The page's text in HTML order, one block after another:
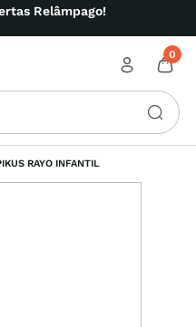
Relâmpago!
0
RAYO INFANTIL